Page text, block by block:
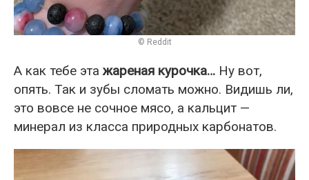
© Reddit
А как тебе этажареная курочка… Ну вот,
опять. Так и зубы сломать можно. Видишь ли,
это вовсе не сочное мясо, а кальцит —
минерал из класса природных карбонатов.